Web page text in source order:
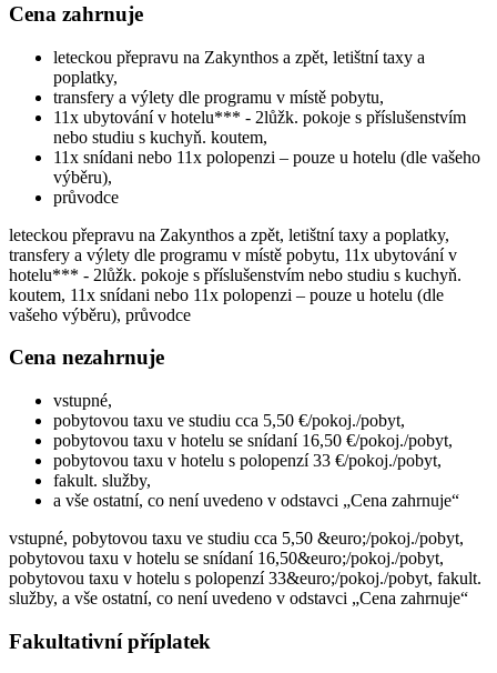
Cena zahrnuje
leteckou přepravu na Zakynthos a zpět, letištní taxy a
poplatky,
transfery a výlety dle programu v místě pobytu,
11x ubytování v hotelu*** - 2lůžk. pokoje s příslušenstvím
nebo studiu s kuchyň. koutem,
11x snídani nebo 11x polopenzi – pouze u hotelu (dle vašeho
výběru),
průvodce
leteckou přepravu na Zakynthos a zpět, letištní taxy a poplatky,
transfery a výlety dle programu v místě pobytu, 11x ubytování v
hotelu*** - 2lůžk. pokoje s příslušenstvím nebo studiu s kuchyň.
koutem, 11x snídani nebo 11x polopenzi – pouze u hotelu (dle
vašeho výběru), průvodce
Cena nezahrnuje
vstupné,
pobytovou taxu ve studiu cca 5,50 €/pokoj./pobyt,
pobytovou taxu v hotelu se snídaní 16,50 €/pokoj./pobyt,
pobytovou taxu v hotelu s polopenzí 33 €/pokoj./pobyt,
fakult. služby,
a vše ostatní, co není uvedeno v odstavci „Cena zahrnuje“
vstupné, pobytovou taxu ve studiu cca 5,50 &euro;/pokoj./pobyt,
pobytovou taxu v hotelu se snídaní 16,50&euro;/pokoj./pobyt,
pobytovou taxu v hotelu s polopenzí 33&euro;/pokoj./pobyt, fakult.
služby, a vše ostatní, co není uvedeno v odstavci „Cena zahrnuje“
Fakultativní příplatek